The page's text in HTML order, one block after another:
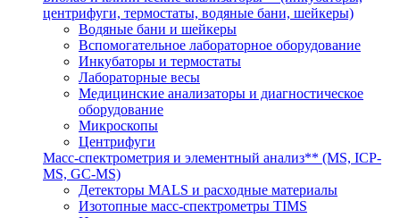
центрифуги, термостаты, водяные бани, шейкеры)
Водяные бани и шейкеры
Вспомогательное лабораторное оборудование
Инкубаторы и термостаты
Лабораторные весы
Медицинские анализаторы и диагностическое
оборудование
Микроскопы
Центрифуги
Масс-спектрометрия и элементный анализ** (MS, ICP-
MS, GC-MS)
Детекторы MALS и расходные материалы
Изотопные масс-спектрометры TIMS